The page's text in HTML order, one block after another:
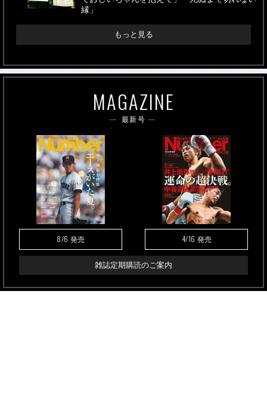
縁」
もっと見る
MAGAZINE
最新号
8/6 発売 4/16 発売
雑誌定期購読のご案内